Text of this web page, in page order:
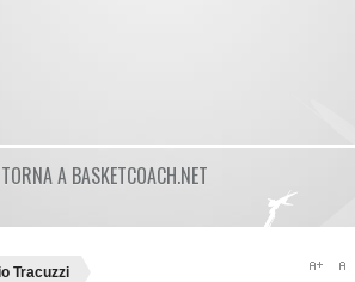
TORNA A BASKETCOACH.NET
Tracuzzi
orRegistrati